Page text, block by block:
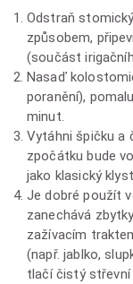
Odstraň
způsobem,
(součást
Nasaď
poranění),
minut.
Vytáhni špičku a
zpočátku bude
jako klasický
Je dobré použít
zanechává
zažívacím
(např. jablko,
tlačí čistý